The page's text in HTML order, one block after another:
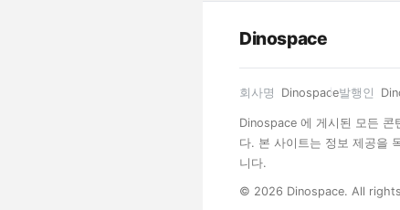
Dinospace
회사명 Dinospace발행인
Dinospace 에 게시된 모든 콘
다. 본 사이트는 정보 제공을
니다.
© 2026 Dinospace. All